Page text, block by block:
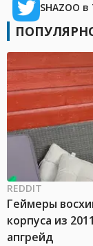
SHAZOO
REDDIT
Геймеры
корпуса из
апгрейд